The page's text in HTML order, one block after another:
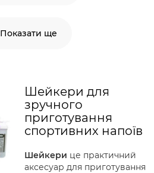
Показати ще
Шейкери для
зручного
приготування
спортивних напоїв
Шейкери це практичний
аксесуар для приготування